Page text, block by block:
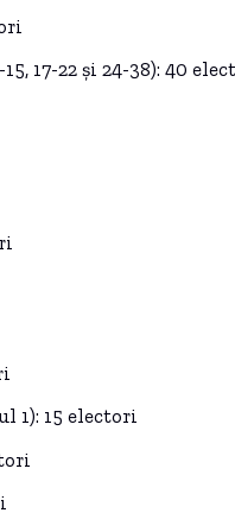
17-22 și 24-38): 40
1): 15 electori